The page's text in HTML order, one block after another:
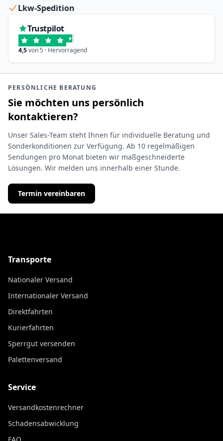
Lkw-Spedition
Trustpilot
4,5von 5 · Hervorragend
PERSÖNLICHE BERATUNG
Sie möchten uns persönlich
kontaktieren?
Unser Sales-Team steht Ihnen für individuelle Beratung und
Sonderkonditionen zur Verfügung. Ab 10 regelmäßigen
Sendungen pro Monat bieten wir maßgeschneiderte
Lösungen. Wir melden uns innerhalb einer Stunde.
Termin vereinbaren
Transporte
Nationaler Versand
Internationaler Versand
Direktfahrten
Kurierfahrten
Sperrgut versenden
Palettenversand
Service
Versandkostenrechner
Schadensabwicklung